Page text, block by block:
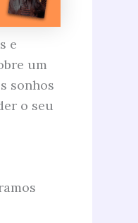
e
um
sonhos
o seu